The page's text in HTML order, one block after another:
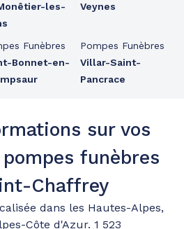
les-
Funèbres
Bonnet-en-
Veynes
Pompes Funèbres
Villar-Saint-
Pancrace
sur vos
funèbres
Chaffrey
dans les Hautes-Alpes,
Côte d'Azur. 1 523